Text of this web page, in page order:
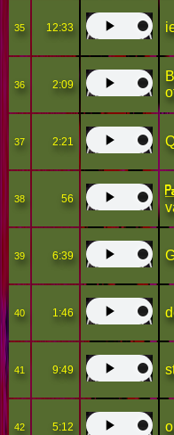
35 12:33
36 2:09
37 2:21
38 56
39 6:39
40 1:46
41 9:49
42 5:12